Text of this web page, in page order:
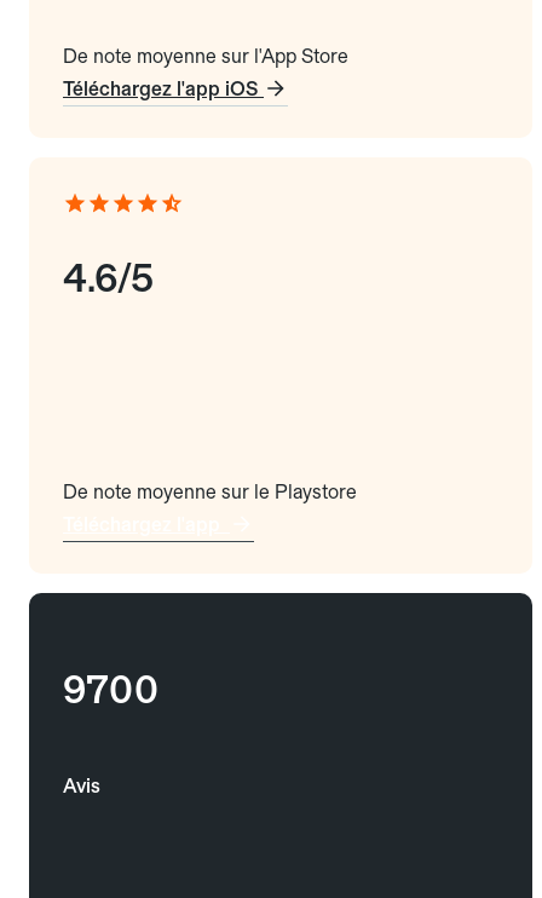
De note moyenne sur l'App Store
Téléchargez l'app iOS
4.6/5
De note moyenne sur le Playstore
9700
Avis